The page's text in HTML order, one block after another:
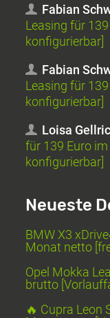
Fabian
Leasing für
konfigurierbar]
Fabian
Leasing für
konfigurierbar]
Loisa
für 139 Euro
konfigurierbar]
Neueste
BMW X3
Monat netto
Opel Mokka
brutto
🔥 Cupra Leon